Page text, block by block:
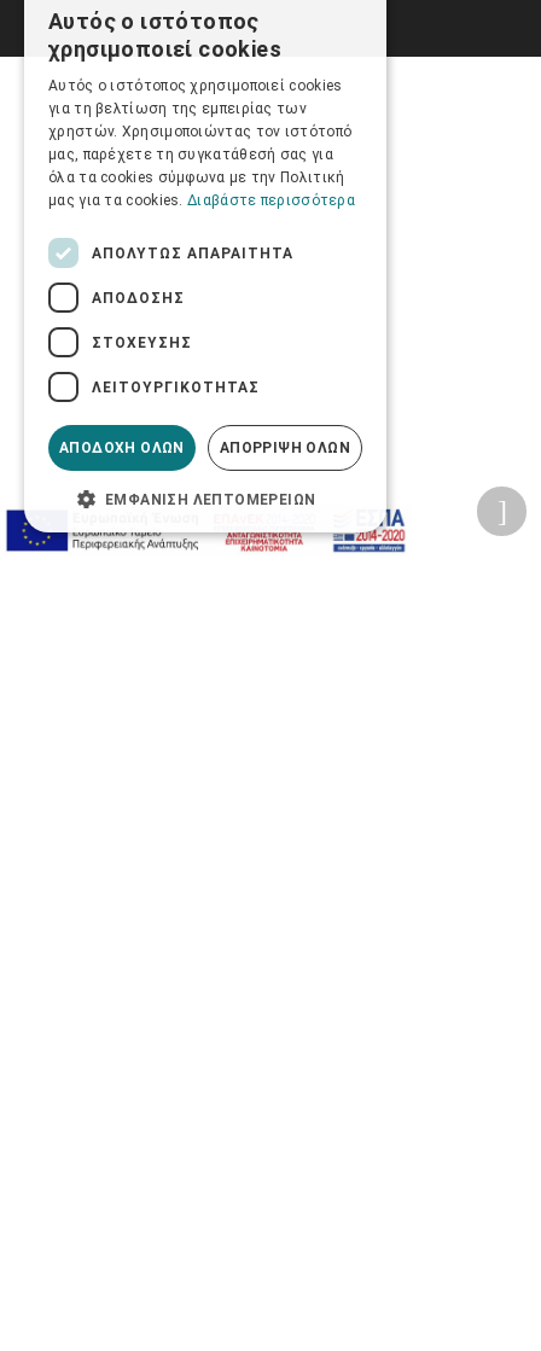
Αυτός ο ιστότοπος
χρησιμοποιεί cookies
Αυτός ο ιστότοπος χρησιμοποιεί cookies
για τη βελτίωση της εμπειρίας των
χρηστών. Χρησιμοποιώντας τον ιστότοπό
μας, παρέχετε τη συγκατάθεσή σας για
όλα τα cookies σύμφωνα με την Πολιτική
μας για τα cookies. Διαβάστε περισσότερα
ΑΠΟΛΎΤΩΣ ΑΠΑΡΑΊΤΗΤΑ
ΑΠΌΔΟΣΗΣ
ΣΤΌΧΕΥΣΗΣ
ΛΕΙΤΟΥΡΓΙΚΌΤΗΤΑΣ
ΑΠΟΔΟΧΉ ΌΛΩΝ ΑΠΌΡΡΙΨΗ ΌΛΩΝ
ΕΜΦΆΝΙΣΗ ΛΕΠΤΟΜΕΡΕΙΏΝ